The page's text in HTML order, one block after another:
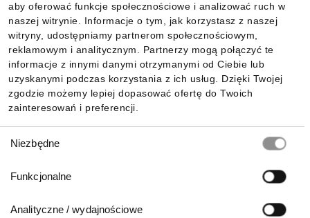
aby oferować funkcje społecznościowe i analizować ruch w
naszej witrynie. Informacje o tym, jak korzystasz z naszej
witryny, udostępniamy partnerom społecznościowym,
reklamowym i analitycznym. Partnerzy mogą połączyć te
informacje z innymi danymi otrzymanymi od Ciebie lub
uzyskanymi podczas korzystania z ich usług. Dzięki Twojej
zgodzie możemy lepiej dopasować ofertę do Twoich
zainteresowań i preferencji.
zgody
Niezbędne
Funkcjonalne
Analityczne / wydajnościowe
Informacje
Pobierz naszą aplikację mobilną: